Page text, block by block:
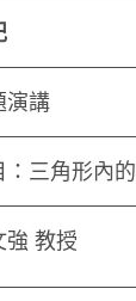
演講
：三角形內
強 教授